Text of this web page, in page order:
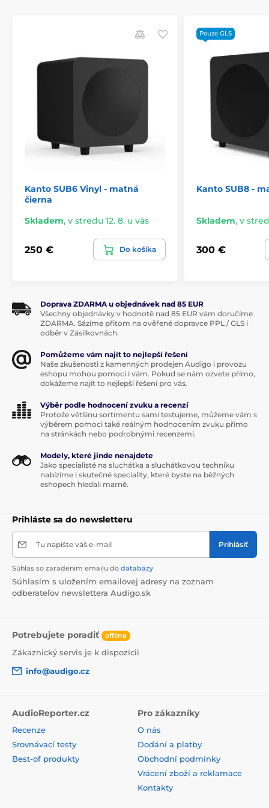
Kanto SUB6 Vinyl - matná
čierna
Skladem, v stredu 12. 8. u vás
250 € Do košíka
Pouze GLS
Kanto SUB8 -
Skladem, v
300 €
Doprava ZDARMA u objednávek nad 85 EUR
Všechny objednávky v hodnotě nad 85 EUR vám doručíme
ZDARMA. Sázíme přitom na ověřené dopravce PPL / GLS i
odběr v Zásilkovnách.
Pomůžeme vám najít to nejlepší řešení
Naše zkušenosti z kamenných prodejen Audigo i provozu
eshopu mohou pomoci i vám. Pokud se nám ozvete přímo,
dokážeme najít to nejlepší řešení pro vás.
Výběr podle hodnocení zvuku a recenzí
Protože většinu sortimentu sami testujeme, můžeme vám s
výběrem pomoci také reálným hodnocením zvuku přímo
na stránkách nebo podrobnými recenzemi.
Modely, které jinde nenajdete
Jako specialisté na sluchátka a sluchátkovou techniku
nabízíme i skutečné speciality, které byste na běžných
eshopech hledali marně.
Prihláste sa do newsletteru
Tu napíšte váš e-mail Prihlásiť
Súhlas so zaradením emailu do databázy
Súhlasím s uložením emailovej adresy na zoznam
odberateľov newslettera Audigo.sk
Potrebujete poradiť offline
Zákaznický servis je k dispozícii
info@audigo.cz
AudioReporter.cz
Recenze
Srovnávací testy
Best-of produkty
Pro zákazníky
O nás
Dodání a platby
Obchodní podmínky
Vrácení zboží a reklamace
Kontakty